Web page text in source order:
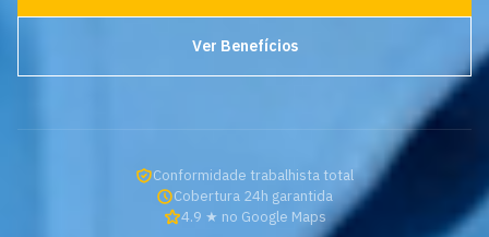
Ver Benefícios
Conformidade trabalhista total
Cobertura 24h garantida
4.9 ★ no Google Maps